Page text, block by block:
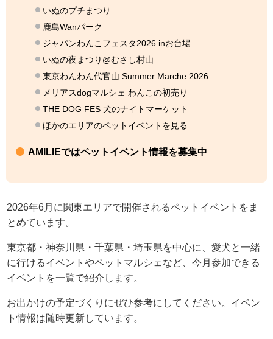
いぬのプチまつり
鹿島Wanパーク
ジャパンわんこフェスタ2026 inお台場
いぬの夜まつり@むさし村山
東京わんわん代官山 Summer Marche 2026
メリアスdogマルシェ わんこの初売り
THE DOG FES 犬のナイトマーケット
ほかのエリアのペットイベントを見る
AMILIEではペットイベント情報を募集中
2026年6月に関東エリアで開催されるペットイベントをま
とめています。
東京都・神奈川県・千葉県・埼玉県を中心に、愛犬と一緒
に行けるイベントやペットマルシェなど、今月参加できる
イベントを一覧で紹介します。
お出かけの予定づくりにぜひ参考にしてください。イベン
ト情報は随時更新しています。